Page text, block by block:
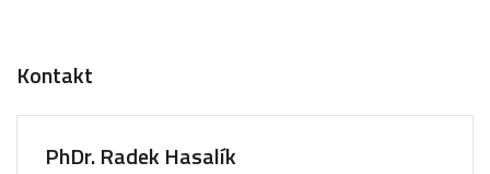
Kontakt
PhDr. Radek Hasalík